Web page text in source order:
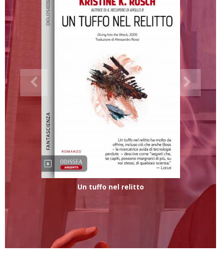
Un tuffo nel relitto